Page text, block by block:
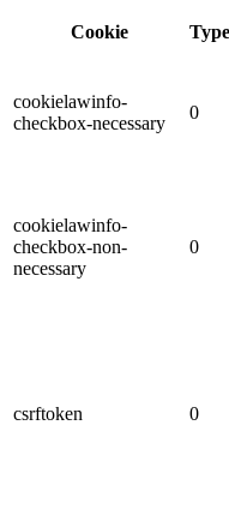
Cookie Type
cookielawinfo-
checkbox-necessary
0
cookielawinfo-
checkbox-non-
necessary
0
csrftoken 0